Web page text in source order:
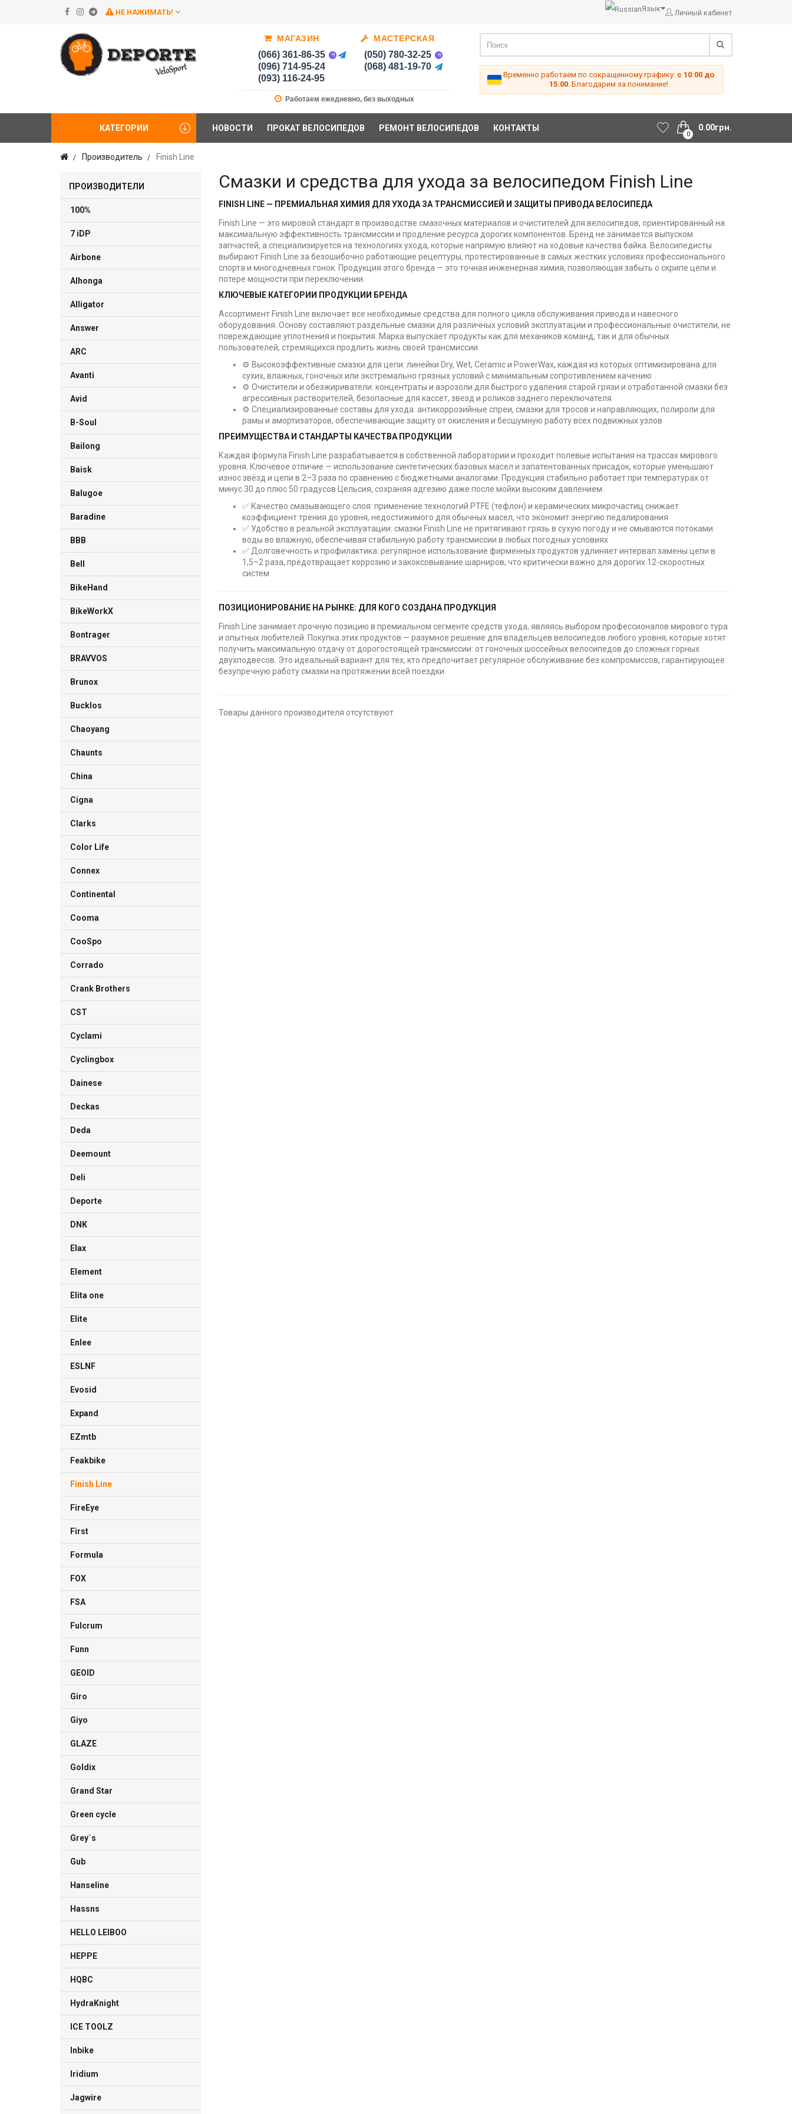
НЕ НАЖИМАТЬ! Язык Личный кабинет
МАГАЗИН
(066) 361-86-35
(096) 714-95-24
(093) 116-24-95
МАСТЕРСКАЯ
(050) 780-32-25
(068) 481-19-70
Работаем ежедневно, без выходных
Временно работаем по сокращенному графику: с 10:00 до
15:00. Благодарим за понимание!
0
0.00грн.
КАТЕГОРИИ НОВОСТИ ПРОКАТ ВЕЛОСИПЕДОВ РЕМОНТ ВЕЛОСИПЕДОВ КОНТАКТЫ
Производитель Finish Line
ПРОИЗВОДИТЕЛИ
100%
7 iDP
Airbone
Alhonga
Alligator
Answer
ARC
Avanti
Avid
B-Soul
Bailong
Baisk
Balugoe
Baradine
BBB
Bell
BikeHand
BikeWorkX
Bontrager
BRAVVOS
Brunox
Bucklos
Chaoyang
Chaunts
China
Cigna
Clarks
Color Life
Connex
Continental
Cooma
CooSpo
Corrado
Crank Brothers
CST
Cyclami
Cyclingbox
Dainese
Deckas
Deda
Deemount
Deli
Deporte
DNK
Elax
Element
Elita one
Elite
Enlee
ESLNF
Evosid
Expand
EZmtb
Feakbike
Finish Line
FireEye
First
Formula
FOX
FSA
Fulcrum
Funn
GEOID
Giro
Giyo
GLAZE
Goldix
Grand Star
Green cycle
Grey`s
Gub
Hanseline
Hassns
HELLO LEIBOO
HEPPE
HQBC
HydraKnight
ICE TOOLZ
Inbike
Iridium
Jagwire
Смазки и средства для ухода за велосипедом Finish Line
FINISH LINE — ПРЕМИАЛЬНАЯ ХИМИЯ ДЛЯ УХОДА ЗА ТРАНСМИССИЕЙ И ЗАЩИТЫ ПРИВОДА ВЕЛОСИПЕДА
Finish Line — это мировой стандарт в производстве смазочных материалов и очистителей для велосипедов, ориентированный на
максимальную эффективность трансмиссии и продление ресурса дорогих компонентов. Бренд не занимается выпуском
запчастей, а специализируется на технологиях ухода, которые напрямую влияют на ходовые качества байка. Велосипедисты
выбирают Finish Line за безошибочно работающие рецептуры, протестированные в самых жестких условиях профессионального
спорта и многодневных гонок. Продукция этого бренда — это точная инженерная химия, позволяющая забыть о скрипе цепи и
потере мощности при переключении.
КЛЮЧЕВЫЕ КАТЕГОРИИ ПРОДУКЦИИ БРЕНДА
Ассортимент Finish Line включает все необходимые средства для полного цикла обслуживания привода и навесного
оборудования. Основу составляют раздельные смазки для различных условий эксплуатации и профессиональные очистители, не
повреждающие уплотнения и покрытия. Марка выпускает продукты как для механиков команд, так и для обычных
пользователей, стремящихся продлить жизнь своей трансмиссии.
⚙️ Высокоэффективные смазки для цепи: линейки Dry, Wet, Ceramic и PowerWax, каждая из которых оптимизирована для
сухих, влажных, гоночных или экстремально грязных условий с минимальным сопротивлением качению
⚙️ Очистители и обезжириватели: концентраты и аэрозоли для быстрого удаления старой грязи и отработанной смазки без
агрессивных растворителей, безопасные для кассет, звезд и роликов заднего переключателя
⚙️ Специализированные составы для ухода: антикоррозийные спреи, смазки для тросов и направляющих, полироли для
рамы и амортизаторов, обеспечивающие защиту от окисления и бесшумную работу всех подвижных узлов
ПРЕИМУЩЕСТВА И СТАНДАРТЫ КАЧЕСТВА ПРОДУКЦИИ
Каждая формула Finish Line разрабатывается в собственной лаборатории и проходит полевые испытания на трассах мирового
уровня. Ключевое отличие — использование синтетических базовых масел и запатентованных присадок, которые уменьшают
износ звёзд и цепи в 2–3 раза по сравнению с бюджетными аналогами. Продукция стабильно работает при температурах от
минус 30 до плюс 50 градусов Цельсия, сохраняя адгезию даже после мойки высоким давлением.
✅ Качество смазывающего слоя: применение технологий PTFE (тефлон) и керамических микрочастиц снижает
коэффициент трения до уровня, недостижимого для обычных масел, что экономит энергию педалирования
✅ Удобство в реальной эксплуатации: смазки Finish Line не притягивают грязь в сухую погоду и не смываются потоками
воды во влажную, обеспечивая стабильную работу трансмиссии в любых погодных условиях
✅ Долговечность и профилактика: регулярное использование фирменных продуктов удлиняет интервал замены цепи в
1,5–2 раза, предотвращает коррозию и закоксовывание шарниров, что критически важно для дорогих 12-скоростных
систем
ПОЗИЦИОНИРОВАНИЕ НА РЫНКЕ: ДЛЯ КОГО СОЗДАНА ПРОДУКЦИЯ
Finish Line занимает прочную позицию в премиальном сегменте средств ухода, являясь выбором профессионалов мирового тура
и опытных любителей. Покупка этих продуктов — разумное решение для владельцев велосипедов любого уровня, которые хотят
получить максимальную отдачу от дорогостоящей трансмиссии: от гоночных шоссейных велосипедов до сложных горных
двухподвесов. Это идеальный вариант для тех, кто предпочитает регулярное обслуживание без компромиссов, гарантирующее
безупречную работу смазки на протяжении всей поездки.
Товары данного производителя отсутствуют.